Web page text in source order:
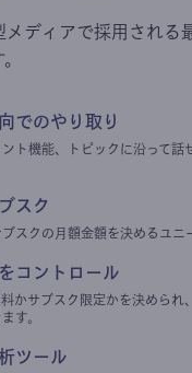
メディアで採用される
でのやり取り
ト機能、トピックに沿って話
スク
スクの月額金額を決めるユニ
コントロール
かサブスク限定かを決められ
す。
ツール